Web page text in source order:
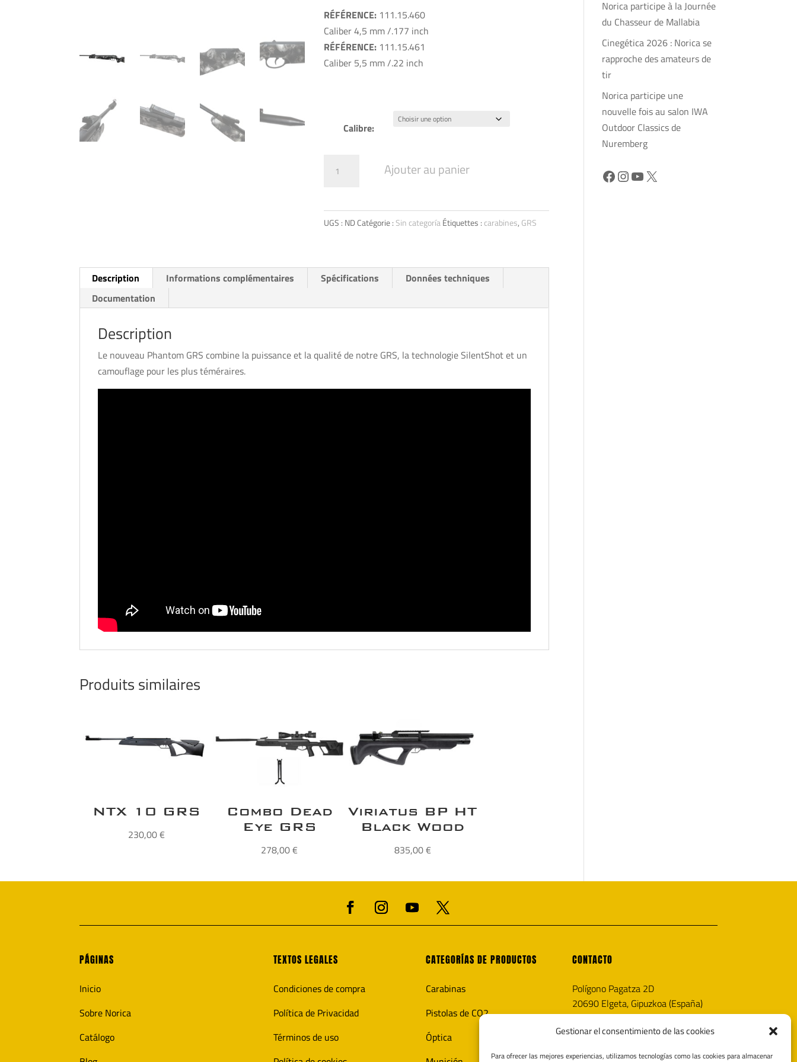
Gestionar el consentimiento de las cookies
Para ofrecer las mejores experiencias, utilizamos tecnologías como las cookies para almacenar
RÉFÉRENCE: 111.15.460
Caliber 4,5 mm /.177 inch
RÉFÉRENCE: 111.15.461
Caliber 5,5 mm /.22 inch
Calibre:
GRS
Ajouter au panier
UGS : NDCatégorie : Sin categoríaÉtiquettes : carabines, GRS
Description Informations complémentaires Spécifications
Données techniques
Documentation
Description
Le nouveau Phantom GRS combine la puissance et la qualité de notre GRS, la technologie SilentShot et un
camouflage pour les plus téméraires.
Produits similaires
NTX 10 GRS
230,00€
Combo Dead
Eye GRS
278,00€
Viriatus BP HT
Black Wood
835,00€
Norica participe à la Journée
du Chasseur de Mallabia
Cinegética 2026 : Norica se
rapproche des amateurs de
tir
Norica participe une
nouvelle fois au salon IWA
Outdoor Classics de
Nuremberg
Facebook
Instagram
YouTube
X
PÁGINAS
Inicio
Sobre Norica
Catálogo
TEXTOS LEGALES
Condiciones de compra
Política de Privacidad
Términos de uso
CATEGORÍAS DE PRODUCTOS
Carabinas
Pistolas de CO2
Óptica
CONTACTO
Polígono Pagatza 2D
20690 Elgeta, Gipuzkoa (España)
info@noricaairguns.com